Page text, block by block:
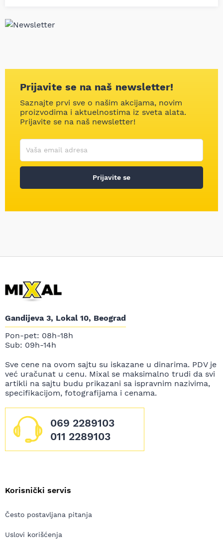
Prijavite se na naš newsletter!
Saznajte prvi sve o našim akcijama, novim
proizvodima i aktuelnostima iz sveta alata.
Prijavite se na naš newsletter!
Korisničko ime
Vaša email adresa
Prijavite se
Gandijeva 3, Lokal 10, Beograd
Pon-pet: 08h-18h
Sub: 09h-14h
Sve cene na ovom sajtu su iskazane u dinarima. PDV je
već uračunat u cenu. Mixal se maksimalno trudi da svi
artikli na sajtu budu prikazani sa ispravnim nazivima,
specifikacijom, fotografijama i cenama.
069 2289103
011 2289103
Korisnički servis
Često postavljana pitanja
Uslovi korišćenja